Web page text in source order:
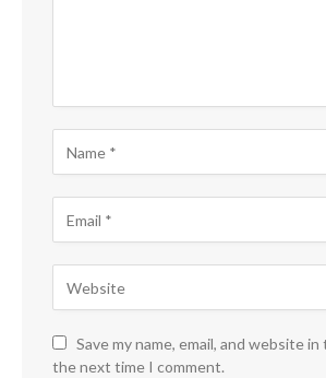
Save my name, email, and website
the next time I comment.